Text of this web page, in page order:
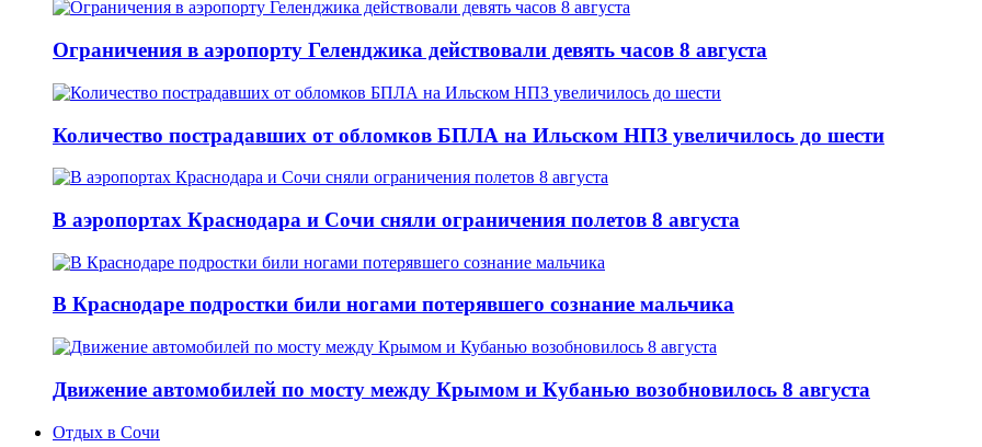
Ограничения в аэропорту Геленджика действовали девять часов 8 августа
Количество пострадавших от обломков БПЛА на Ильском НПЗ увеличилось до шести
В аэропортах Краснодара и Сочи сняли ограничения полетов 8 августа
В Краснодаре подростки били ногами потерявшего сознание мальчика
Движение автомобилей по мосту между Крымом и Кубанью возобновилось 8 августа
Отдых в Сочи